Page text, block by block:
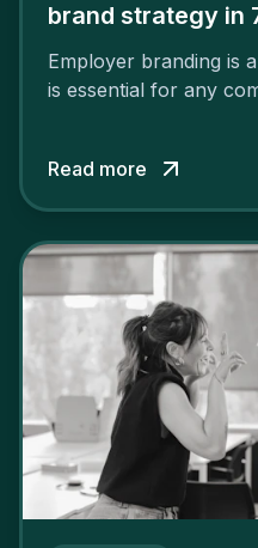
brand strategy in
Employer branding is
is essential for any
solid and positive
cannot simply wave a
Read more